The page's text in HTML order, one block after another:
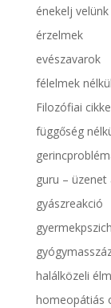
énekelj
érzelmek
evészavarok
félelmek nélkül
Filozófiai
függőség
guru –
gyászreakció
halálközeli
homeopátiás